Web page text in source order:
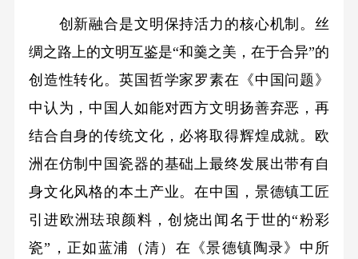
创新融合是文明保持活力的核心机制。丝
绸之路上的文明互鉴是“和羹之美，在于合异”的
创造性转化。英国哲学家罗素在《中国问题》
中认为，中国人如能对西方文明扬善弃恶，再
结合自身的传统文化，必将取得辉煌成就。欧
洲在仿制中国瓷器的基础上最终发展出带有自
身文化风格的本土产业。在中国，景德镇工匠
引进欧洲珐琅颜料，创烧出闻名于世的“粉彩
瓷”，正如蓝浦（清）在《景德镇陶录》中所